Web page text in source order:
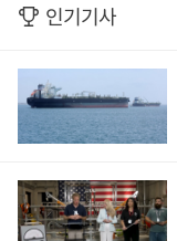
인기기사